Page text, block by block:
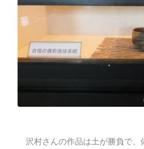
沢村さんの作品は土が勝負で、